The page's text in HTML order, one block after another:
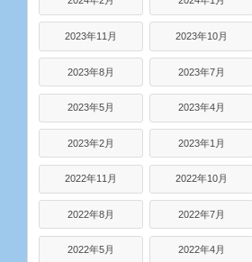
2023年11月 2023年10月
2023年8月 2023年7月
2023年5月 2023年4月
2023年2月 2023年1月
2022年11月 2022年10月
2022年8月 2022年7月
2022年5月 2022年4月